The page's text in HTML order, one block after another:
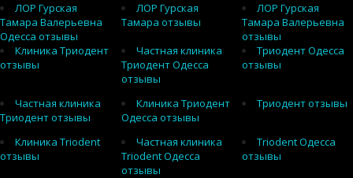
ЛОР Гурская
Тамара Валерьевна
Одесса отзывы
ЛОР Гурская
Тамара отзывы
ЛОР Гурская
Тамара Валерьевна
отзывы
Клиника Триодент
отзывы
Частная клиника
Триодент Одесса
отзывы
Триодент Одесса
отзывы
Частная клиника
Триодент отзывы
Клиника Триодент
Одесса отзывы
Триодент отзывы
Клиника Triodent
отзывы
Частная клиника
Triodent Одесса
отзывы
Triodent Одесса
отзывы